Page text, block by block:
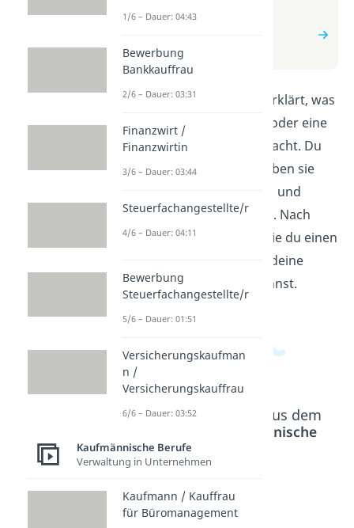
zum Beitrag:
Immobilienmaklerin
In diesem Video wird erklärt, was
ein Immobilienmakler oder eine
Immobilienmaklerin macht. Du
erfährst, welche Aufgaben sie
haben, wie sie arbeiten und
warum sie wichtig sind. Nach
dem Video weißt du, wie du einen
Immobilienmakler für deine
Bedürfnisse finden kannst.
Beliebte Inhalte aus dem
Kaufmännische
Buchhä
ndler /
Ausbild
ung
Bewerb
ung
1/6 – Dauer: 04:43
Bewerbung
Bankkauffrau
2/6 – Dauer: 03:31
Finanzwirt /
Finanzwirtin
3/6 – Dauer: 03:44
Steuerfachangestellte/r
4/6 – Dauer: 04:11
Bewerbung
Steuerfachangestellte/r
5/6 – Dauer: 01:51
Versicherungskaufman
n /
Versicherungskauffrau
6/6 – Dauer: 03:52
Kaufmännische Berufe
Verwaltung in Unternehmen
Kaufmann / Kauffrau
für Büromanagement